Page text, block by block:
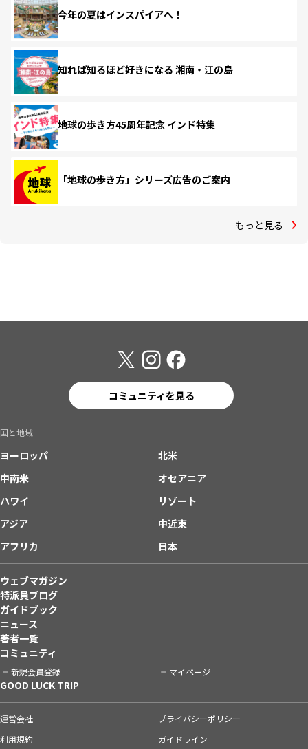
今年の夏はインスパイアへ！
知れば知るほど好きになる 湘南・江の島
地球の歩き方45周年記念 インド特集
「地球の歩き方」シリーズ広告のご案内
もっと見る
コミュニティを見る
国と地域
ヨーロッパ
北米
中南米
オセアニア
ハワイ
リゾート
アジア
中近東
アフリカ
日本
ウェブマガジン
特派員ブログ
ガイドブック
ニュース
著者一覧
コミュニティ
新規会員登録 マイページ
GOOD LUCK TRIP
運営会社
プライバシーポリシー
利用規約
ガイドライン